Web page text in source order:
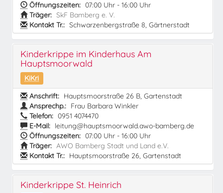
Öffnungszeiten: 07:00 Uhr - 16:00 Uhr
Träger: SkF Bamberg e. V.
Kontakt Tr.: Schwarzenbergstraße 8, Gärtnerstadt
Kinderkrippe im Kinderhaus Am
Hauptsmoorwald
KiKri
Anschrift: Hauptsmoorstraße 26 B, Gartenstadt
Ansprechp.: Frau Barbara Winkler
Telefon: 0951 4074470
E-Mail: leitung@hauptsmoorwald.awo-bamberg.de
Öffnungszeiten: 07:00 Uhr - 16:00 Uhr
Träger: AWO Bamberg Stadt und Land e.V.
Kontakt Tr.: Hauptsmoorstraße 26, Gartenstadt
Kinderkrippe St. Heinrich